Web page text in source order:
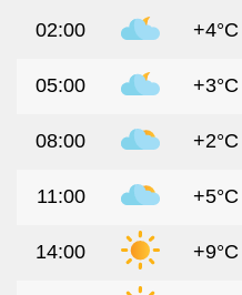
02:00 +4°C
05:00 +3°C
08:00 +2°C
11:00 +5°C
14:00 +9°C